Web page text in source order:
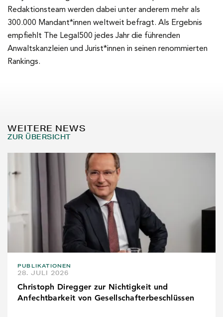
Redaktionsteam werden dabei unter anderem mehr als
300.000 Mandant*innen weltweit befragt. Als Ergebnis
empfiehlt The Legal500 jedes Jahr die führenden
Anwaltskanzleien und Jurist*innen in seinen renommierten
Rankings.
WEITERE NEWS
ZUR ÜBERSICHT
PUBLIKATIONEN
28. JULI 2026
Christoph Diregger zur Nichtigkeit und
Anfechtbarkeit von Gesellschafterbeschlüssen